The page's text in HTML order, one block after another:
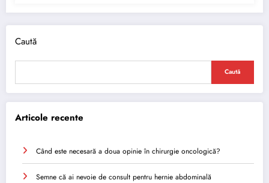
Caută
Caută
Articole recente
Când este necesară a doua opinie în chirurgie oncologică?
Semne că ai nevoie de consult pentru hernie abdominală